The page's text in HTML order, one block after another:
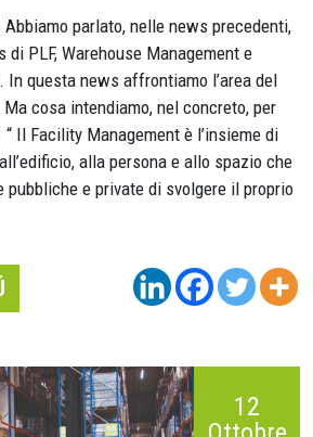
Abbiamo parlato, nelle news precedenti,
di PLF, Warehouse Management e
In questa news affrontiamo l’area del
cosa intendiamo, nel concreto, per
Il Facility Management è l’insieme di
alla persona e allo spazio che
pubbliche e private di svolgere il proprio
12